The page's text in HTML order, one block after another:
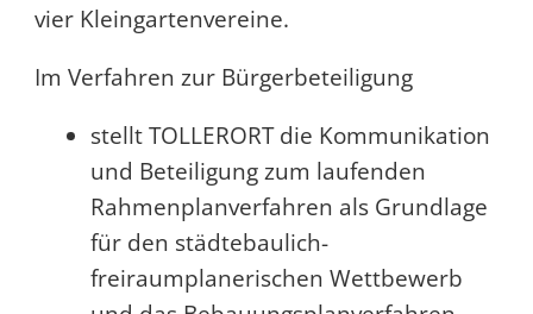
vier Kleingartenvereine.
Im Verfahren zur Bürgerbeteiligung
stellt TOLLERORT die Kommunikation
und Beteiligung zum laufenden
Rahmenplanverfahren als Grundlage
für den städtebaulich-
freiraumplanerischen Wettbewerb